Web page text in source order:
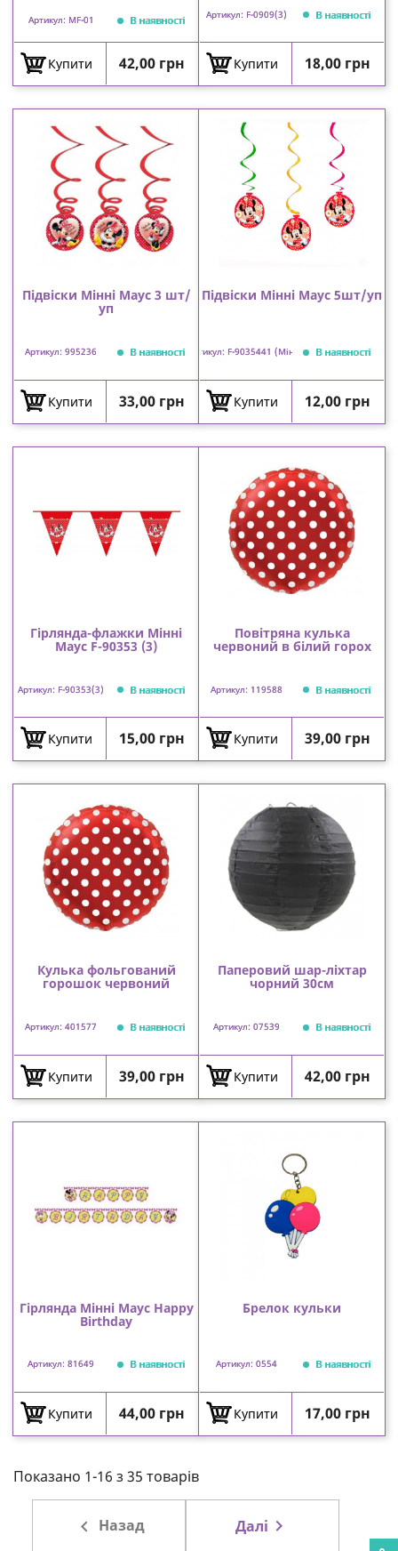
Артикул: MF-01 В наявності
Купити Ціна
42,00 грн
Артикул: F-0909(3) В наявності
Купити Ціна
18,00 грн
Підвіски Мінні Маус 3 шт/
уп
Артикул: 995236 В наявності
Купити Ціна
33,00 грн
Підвіски Мінні Маус 5шт/уп
Артикул: F-9035441 (Мінні) В наявності
Купити Ціна
12,00 грн
Гірлянда-флажки Мінні
Маус F-90353 (3)
Артикул: F-90353(3) В наявності
Купити Ціна
15,00 грн
Повітряна кулька
червоний в білий горох
Артикул: 119588 В наявності
Купити Ціна
39,00 грн
Кулька фольгований
горошок червоний
Артикул: 401577 В наявності
Купити Ціна
39,00 грн
Паперовий шар-ліхтар
чорний 30см
Артикул: 07539 В наявності
Купити Ціна
42,00 грн
Гірлянда Мінні Маус Happy
Birthday
Артикул: 81649 В наявності
Купити Ціна
44,00 грн
Брелок кульки
Артикул: 0554 В наявності
Купити Ціна
17,00 грн
Показано 1-16 з 35 товарів
 Назад Далі 